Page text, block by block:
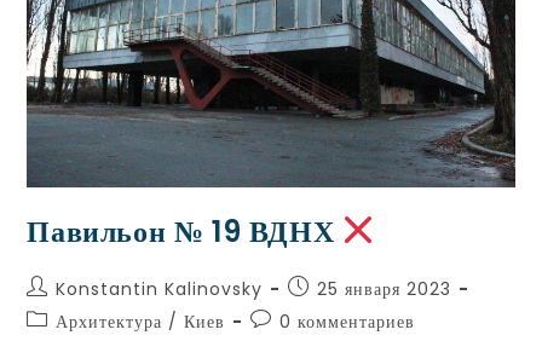
Павильон № 19 ВДНХ
Konstantin Kalinovsky
25 января 2023
Архитектура / Киев 0 комментариев